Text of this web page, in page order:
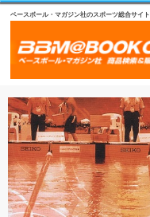
ベースボール・マガジン社のスポーツ総合サイト